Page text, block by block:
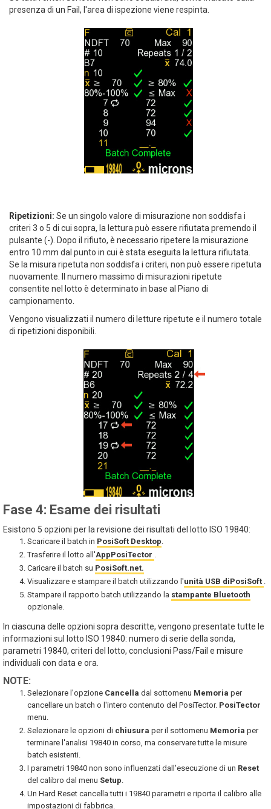
presenza di un Fail, l'area di ispezione viene respinta.
Ripetizioni: Se un singolo valore di misurazione non soddisfa i
criteri 3 o 5 di cui sopra, la lettura può essere rifiutata premendo il
pulsante (-). Dopo il rifiuto, è necessario ripetere la misurazione
entro 10 mm dal punto in cui è stata eseguita la lettura rifiutata.
Se la misura ripetuta non soddisfa i criteri, non può essere ripetuta
nuovamente. Il numero massimo di misurazioni ripetute
consentite nel lotto è determinato in base al Piano di
campionamento.
Vengono visualizzati il numero di letture ripetute e il numero totale
di ripetizioni disponibili.
Fase 4: Esame dei risultati
Esistono 5 opzioni per la revisione dei risultati del lotto ISO 19840:
Scaricare il batch in PosiSoft Desktop.
Trasferire il lotto all'AppPosiTector .
Caricare il batch su PosiSoft.net.
Visualizzare e stampare il batch utilizzando l'unità USB diPosiSoft .
Stampare il rapporto batch utilizzando la stampante Bluetooth
opzionale.
In ciascuna delle opzioni sopra descritte, vengono presentate tutte le
informazioni sul lotto ISO 19840: numero di serie della sonda,
parametri 19840, criteri del lotto, conclusioni Pass/Fail e misure
individuali con data e ora.
NOTE:
Selezionare l'opzione Cancella dal sottomenu Memoria per
cancellare un batch o l'intero contenuto del PosiTector. PosiTector
menu.
Selezionare le opzioni di chiusura per il sottomenu Memoria per
terminare l'analisi 19840 in corso, ma conservare tutte le misure
batch esistenti.
I parametri 19840 non sono influenzati dall'esecuzione di un Reset
del calibro dal menu Setup.
Un Hard Reset cancella tutti i 19840 parametri e riporta il calibro alle
impostazioni di fabbrica.